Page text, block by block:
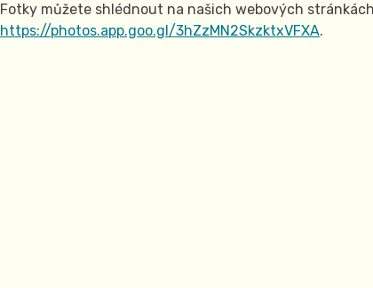
Fotky můžete shlédnout na našich webových
https://photos.app.goo.gl/3hZzMN2SkzktxVFXA.